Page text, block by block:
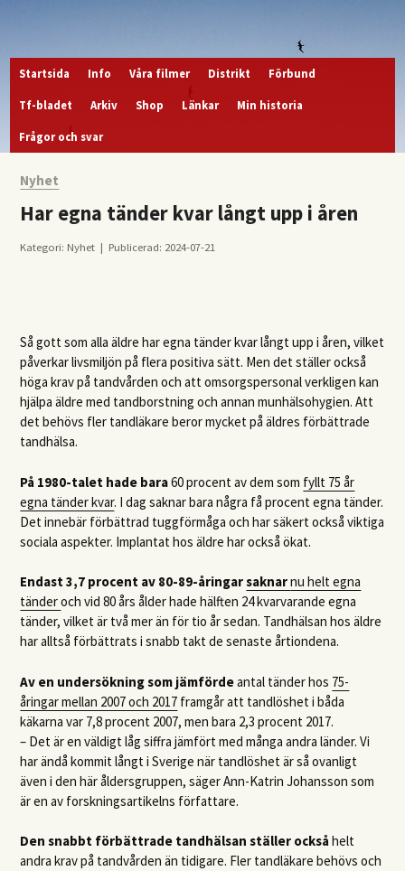
Startsida Info Våra filmer Distrikt Förbund
Tf-bladet Arkiv Shop Länkar Min historia
Frågor och svar
Nyhet
Har egna tänder kvar långt upp i åren
Kategori: Nyhet | Publicerad: 2024-07-21
Så gott som alla äldre har egna tänder kvar långt upp i åren, vilket
påverkar livsmiljön på flera positiva sätt. Men det ställer också
höga krav på tandvården och att omsorgspersonal verkligen kan
hjälpa äldre med tandborstning och annan munhälsohygien. Att
det behövs fler tandläkare beror mycket på äldres förbättrade
tandhälsa.
På 1980-talet hade bara60 procent av dem som fyllt 75 år
egna tänder kvar. I dag saknar bara några få procent egna tänder.
Det innebär förbättrad tuggförmåga och har säkert också viktiga
sociala aspekter. Implantat hos äldre har också ökat.
Endast 3,7 procent av 80-89-åringarsaknarnu helt egna
tänderoch vid 80 års ålder hade hälften 24 kvarvarande egna
tänder, vilket är två mer än för tio år sedan. Tandhälsan hos äldre
har alltså förbättrats i snabb takt de senaste årtiondena.
Av en undersökning som jämfördeantal tänder hos 75-
åringar mellan 2007 och 2017 framgår att tandlöshet i båda
käkarna var 7,8 procent 2007, men bara 2,3 procent 2017.
– Det är en väldigt låg siffra jämfört med många andra länder. Vi
har ändå kommit långt i Sverige när tandlöshet är så ovanligt
även i den här åldersgruppen, säger Ann-Katrin Johansson som
är en av forskningsartikelns författare.
Den snabbt förbättrade tandhälsan ställer ocksåhelt
andra krav på tandvården än tidigare. Fler tandläkare behövs och